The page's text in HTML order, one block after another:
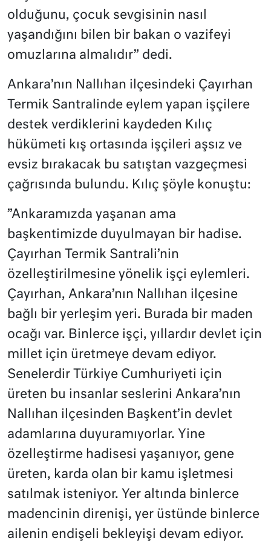
olduğunu, çocuk sevgisinin nasıl
yaşandığını bilen bir bakan o vazifeyi
omuzlarına almalıdır” dedi.
Ankara’nın Nallıhan ilçesindeki Çayırhan
Termik Santralinde eylem yapan işçilere
destek verdiklerini kaydeden Kılıç
hükümeti kış ortasında işçileri aşsız ve
evsiz bırakacak bu satıştan vazgeçmesi
çağrısında bulundu. Kılıç şöyle konuştu:
”Ankaramızda yaşanan ama
başkentimizde duyulmayan bir hadise.
Çayırhan Termik Santrali’nin
özelleştirilmesine yönelik işçi eylemleri.
Çayırhan, Ankara’nın Nallıhan ilçesine
bağlı bir yerleşim yeri. Burada bir maden
ocağı var. Binlerce işçi, yıllardır devlet için
millet için üretmeye devam ediyor.
Senelerdir Türkiye Cumhuriyeti için
üreten bu insanlar seslerini Ankara’nın
Nallıhan ilçesinden Başkent’in devlet
adamlarına duyuramıyorlar. Yine
özelleştirme hadisesi yaşanıyor, gene
üreten, karda olan bir kamu işletmesi
satılmak isteniyor. Yer altında binlerce
madencinin direnişi, yer üstünde binlerce
ailenin endişeli bekleyişi devam ediyor.